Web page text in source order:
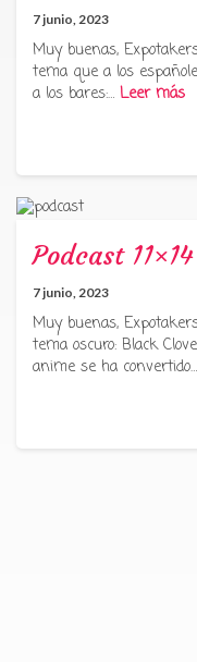
7 junio, 2023
Muy buenas,
tema que a los
a los bares:… Leer más
Podcast
7 junio, 2023
Muy buenas,
tema oscuro: Black
anime se ha convertido…